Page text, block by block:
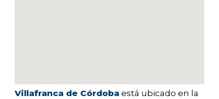
Villafranca de Córdoba está ubicado en la